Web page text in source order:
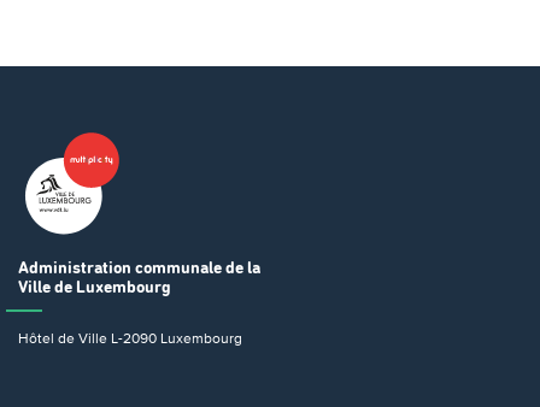
Administration communale de la
Ville de Luxembourg
Hôtel de Ville L-2090 Luxembourg